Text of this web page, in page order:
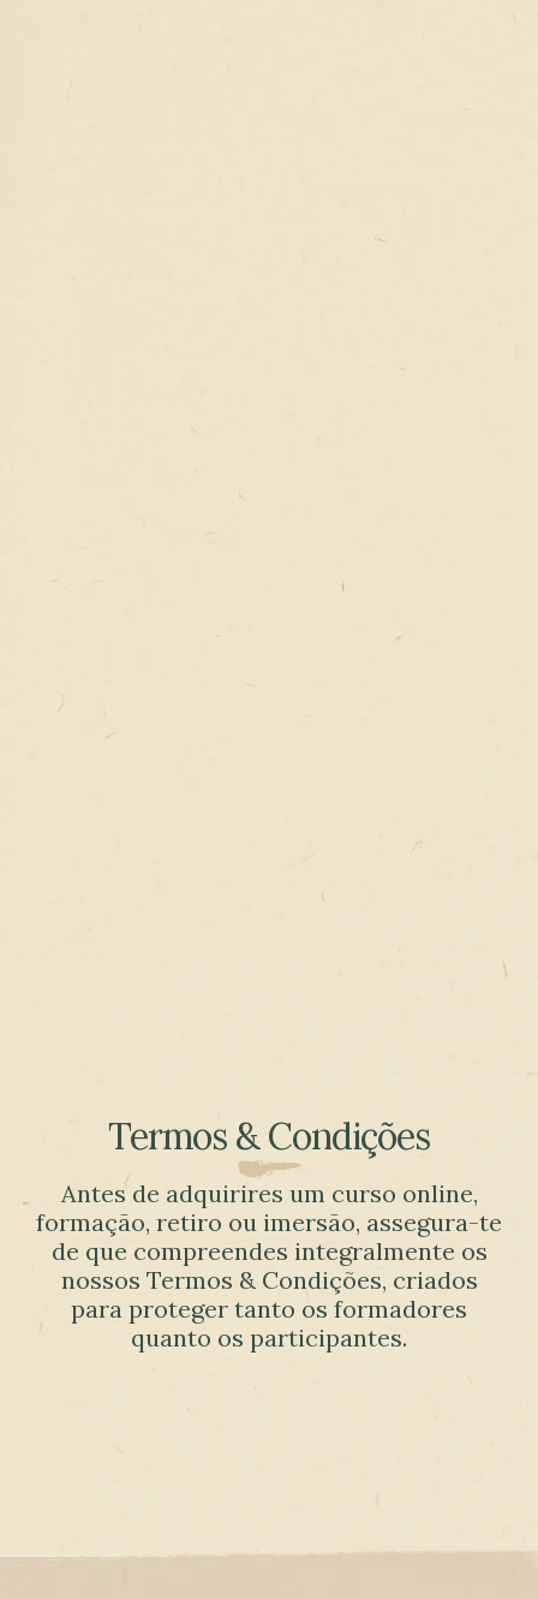
Termos & Condições
Antes de adquirires um curso online,
formação, retiro ou imersão, assegura-te
de que compreendes integralmente os
nossos Termos & Condições, criados
para proteger tanto os formadores
quanto os participantes.